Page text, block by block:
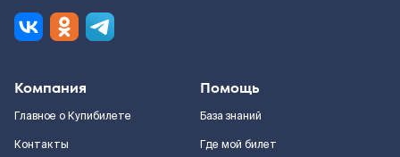
Компания
Главное о Купибилете
Контакты
Помощь
База знаний
Где мой билет